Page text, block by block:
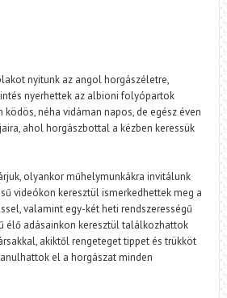
nyitunk az angol horgászéletre,
nyerhettek az albioni folyópartok
néha vidáman napos, de egész éven
ahol horgászbottal a kézben keressük
olyankor műhelymunkákra invitálunk
videókon keresztül ismerkedhettek meg a
valamint egy-két heti rendszerességű
élő adásainkon keresztül találkozhattok
akiktől rengeteget tippet és trükköt
el a horgászat minden